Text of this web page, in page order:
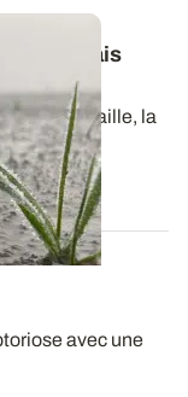
mauvais
à paille, la
avec une